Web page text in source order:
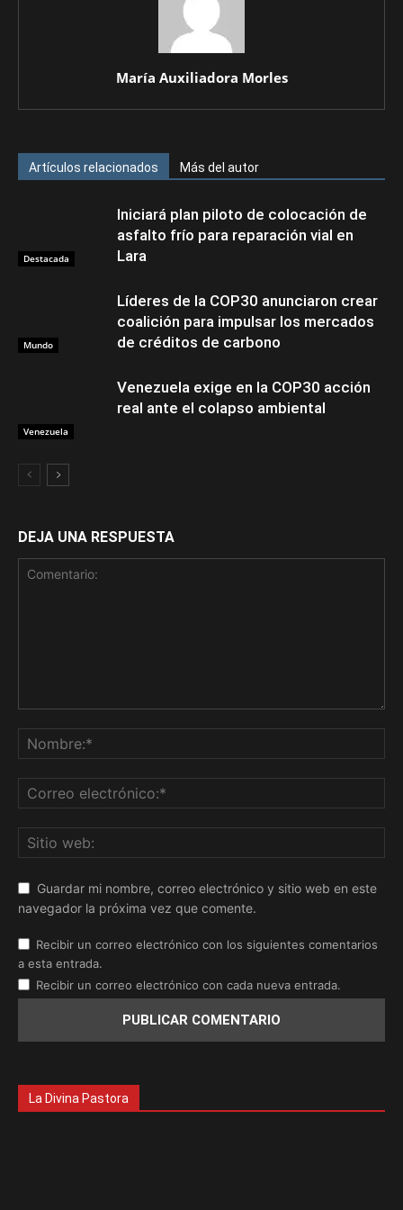
María Auxiliadora Morles
Artículos relacionados Más del autor
Destacada
Iniciará plan piloto de colocación de
asfalto frío para reparación vial en
Lara
Mundo
Líderes de la COP30 anunciaron crear
coalición para impulsar los mercados
de créditos de carbono
Venezuela
Venezuela exige en la COP30 acción
real ante el colapso ambiental
DEJA UNA RESPUESTA
Guardar mi nombre, correo electrónico y sitio web en este
navegador la próxima vez que comente.
Recibir un correo electrónico con los siguientes comentarios
a esta entrada.
Recibir un correo electrónico con cada nueva entrada.
La Divina Pastora